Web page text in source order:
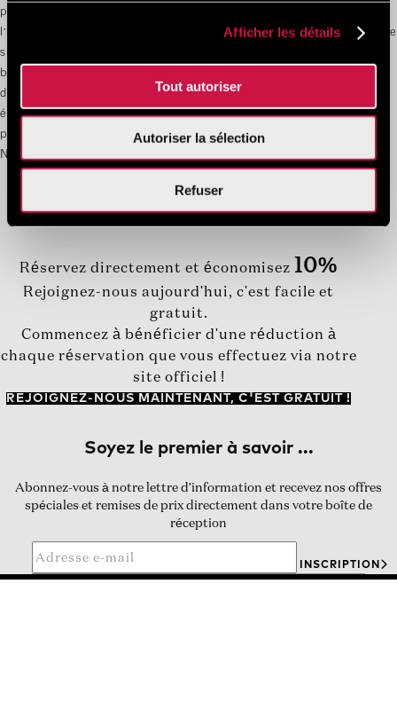
Afficher les détails
Tout autoriser
Autoriser la sélection
Refuser
par les réunions d'affaires privées, ajoutez de la qualité et de
l'élégance à toutes vos activités professionnelles grâce à notre offre
sur mesure de salles de réunion et de banquet. Les professionnels
bénéficieront d'une organisation parfaite au cœur de la magie
d'Athènes. Avec des salles de réunion adaptées à votre groupe, des
équipements polyvalents et notre équipe spécialisée, nous sommes
prêts à accueillir votre entreprise et à améliorer votre expérience.
Nous rendons vos réunions plus productives.
Réservez directement et économisez 10%
Rejoignez-nous aujourd'hui, c'est facile et
gratuit.
Commencez à bénéficier d'une réduction à
chaque réservation que vous effectuez via notre
site officiel !
REJOIGNEZ-NOUS MAINTENANT, C'EST GRATUIT !
Abonnez-vous à notre lettre d'information et recevez nos offres
spéciales et remises de prix directement dans votre boîte de
réception
INSCRIPTION